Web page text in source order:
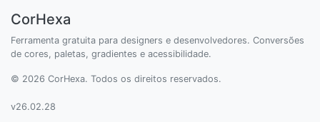
CorHexa
Ferramenta gratuita para designers e desenvolvedores. Conversões
de cores, paletas, gradientes e acessibilidade.
© 2026 CorHexa. Todos os direitos reservados.
v26.02.28